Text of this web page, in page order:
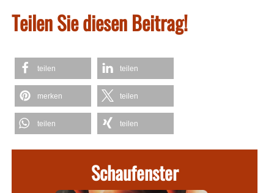
Teilen Sie diesen Beitrag!
teilen teilen
merken teilen
teilen teilen
Schaufenster